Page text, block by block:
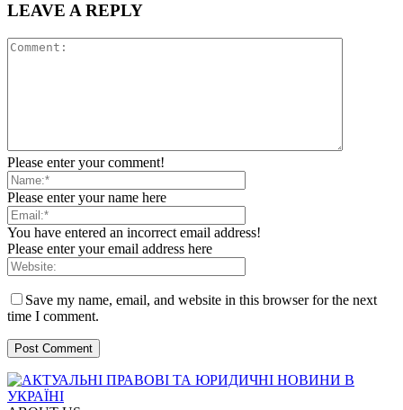
LEAVE A REPLY
Please enter your comment!
Please enter your name here
You have entered an incorrect email address!
Please enter your email address here
Save my name, email, and website in this browser for the next
time I comment.